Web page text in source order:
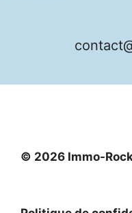
© 2026 Immo-